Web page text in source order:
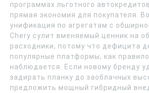
программах льготного
прямая экономия для покупателя.
унификация по агрегатам с
Chery сулит вменяемый ценник на
расходники, потому что дефицита
популярные платформы, как
наблюдается. Если новому бренду
задирать планку до заоблачных
предложить мощный гибридный